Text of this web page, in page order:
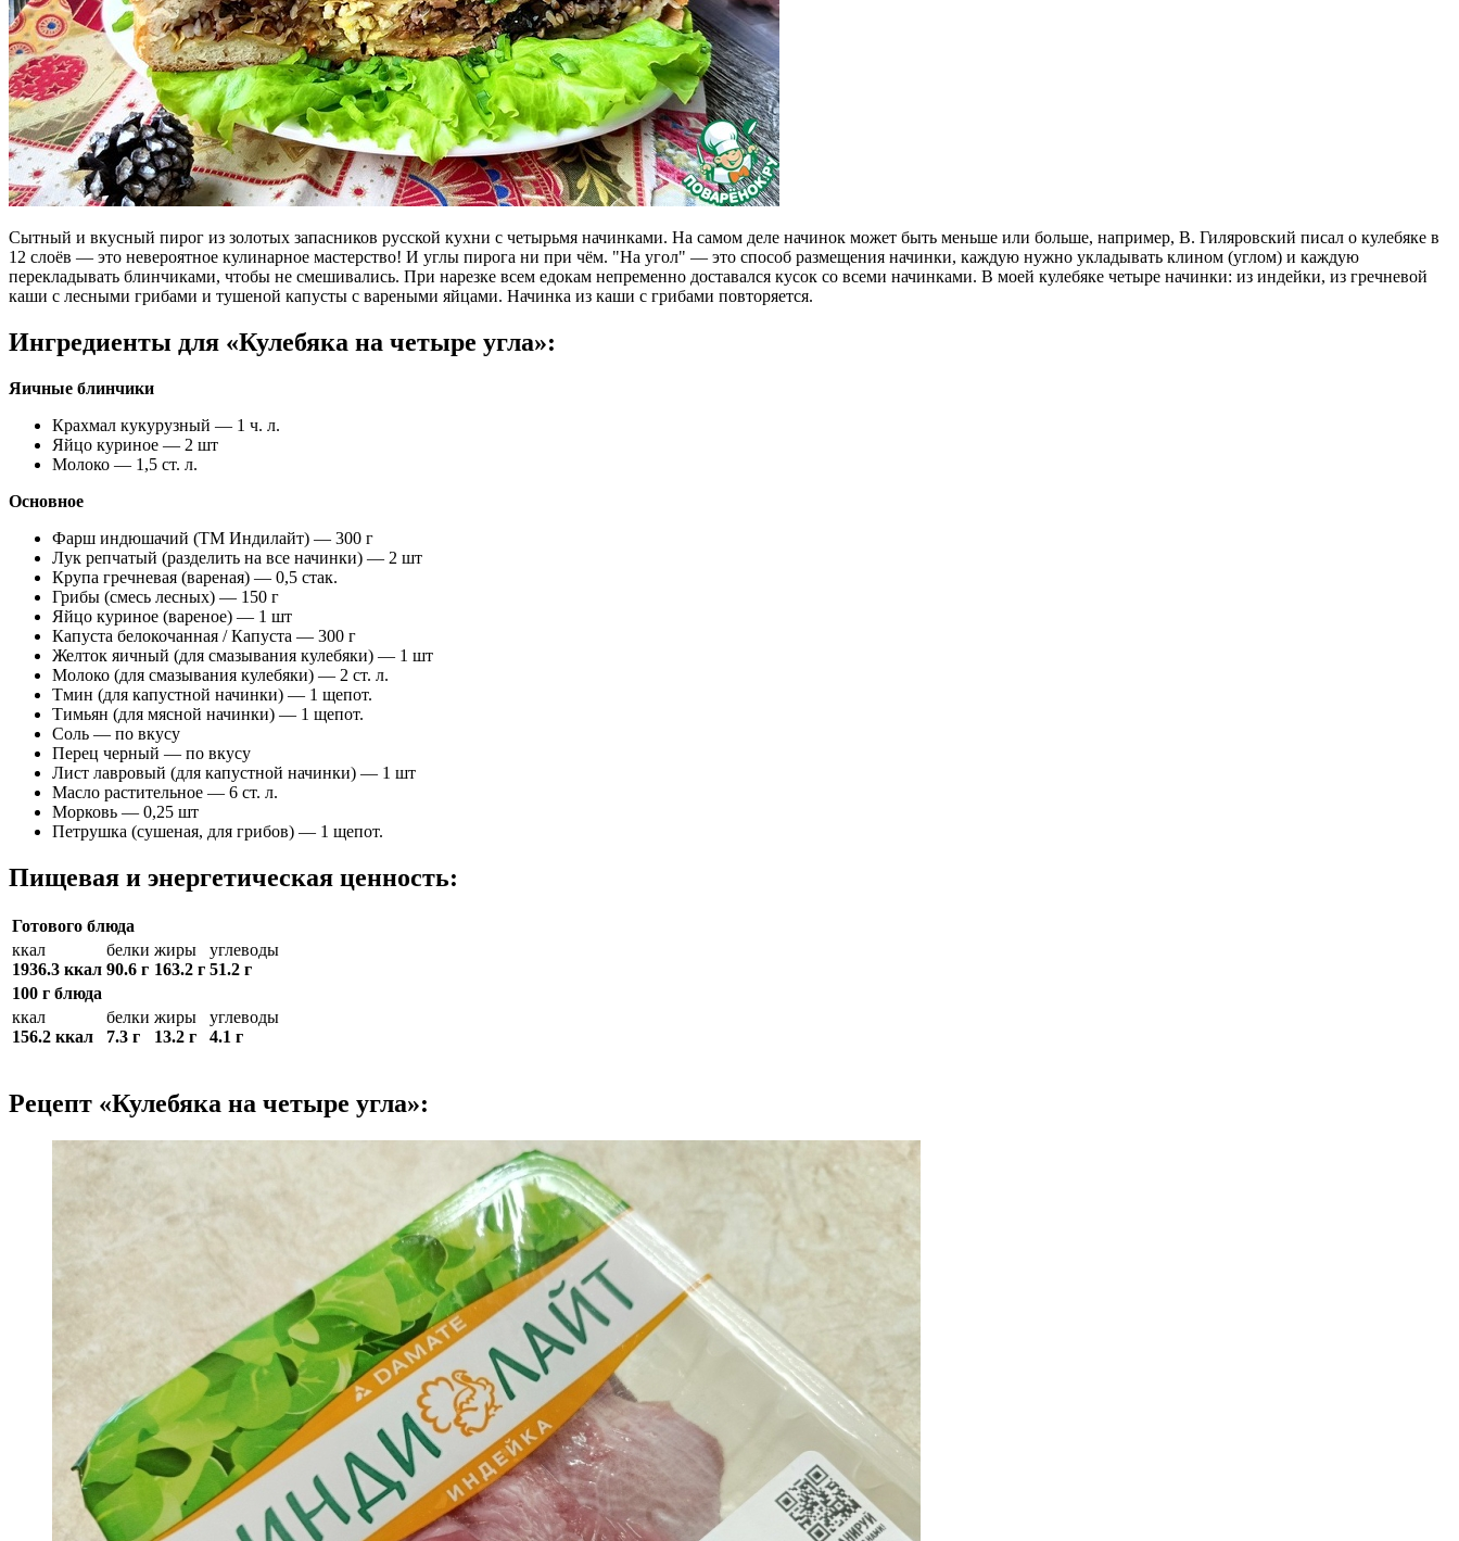
Сытный и вкусный пирог из золотых запасников русской кухни с четырьмя начинками. На самом деле начинок может быть меньше или больше, например, В. Гиляровский писал о кулебяке в
12 слоёв — это невероятное кулинарное мастерство! И углы пирога ни при чём. "На угол" — это способ размещения начинки, каждую нужно укладывать клином (углом) и каждую
перекладывать блинчиками, чтобы не смешивались. При нарезке всем едокам непременно доставался кусок со всеми начинками. В моей кулебяке четыре начинки: из индейки, из гречневой
каши с лесными грибами и тушеной капусты с вареными яйцами. Начинка из каши с грибами повторяется.
Ингредиенты для «Кулебяка на четыре угла»:
Яичные блинчики
Крахмал кукурузный — 1 ч. л.
Яйцо куриное — 2 шт
Молоко — 1,5 ст. л.
Основное
Фарш индюшачий (ТМ Индилайт) — 300 г
Лук репчатый (разделить на все начинки) — 2 шт
Крупа гречневая (вареная) — 0,5 стак.
Грибы (смесь лесных) — 150 г
Яйцо куриное (вареное) — 1 шт
Капуста белокочанная / Капустa — 300 г
Желток яичный (для смазывания кулебяки) — 1 шт
Молоко (для смазывания кулебяки) — 2 ст. л.
Тмин (для капустной начинки) — 1 щепот.
Тимьян (для мясной начинки) — 1 щепот.
Соль — по вкусу
Перец черный — по вкусу
Лист лавровый (для капустной начинки) — 1 шт
Масло растительное — 6 ст. л.
Морковь — 0,25 шт
Петрушка (сушеная, для грибов) — 1 щепот.
Пищевая и энергетическая ценность:
Готового блюда
ккал
1936.3 ккал
белки
90.6 г
жиры
163.2 г
углеводы
51.2 г
100 г блюда
ккал
156.2 ккал
белки
7.3 г
жиры
13.2 г
углеводы
4.1 г
Рецепт «Кулебяка на четыре угла»: